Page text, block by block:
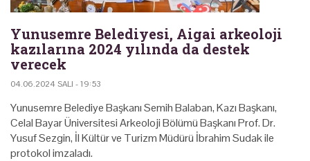
Yunusemre Belediyesi, Aigai arkeoloji
kazılarına 2024 yılında da destek
verecek
04.06.2024 SALI - 19:53
Yunusemre Belediye Başkanı Semih Balaban, Kazı Başkanı,
Celal Bayar Üniversitesi Arkeoloji Bölümü Başkanı Prof. Dr.
Yusuf Sezgin, İl Kültür ve Turizm Müdürü İbrahim Sudak ile
protokol imzaladı.